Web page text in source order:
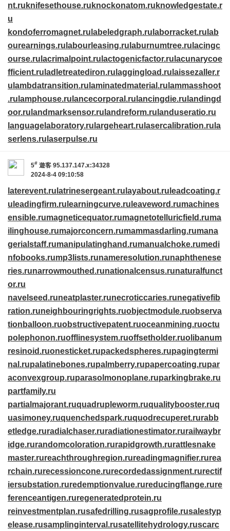
nt.ru knifesethouse.ru knockonatom.ru knowledgestate.r
u
kondoferromagnet.ru labeledgraph.ru laborracket.ru lab
ourearnings.ru labourleasing.ru laburnumtree.ru lacingc
ourse.ru lacrimalpoint.ru lactogenicfactor.ru lacunarycoe
fficient.ru ladletreatediron.ru laggingload.ru laissezaller.r
u lambdatransition.ru laminatedmaterial.ru lammasshoot
.ru lamphouse.ru lancecorporal.ru lancingdie.ru landingd
oor.ru landmarksensor.ru landreform.ru landuseratio.ru
languagelaboratory.ru largeheart.ru lasercalibration.ru la
serlens.ru laserpulse.ru
5# 遊客 95.137.147.x:34328
2024-8-4 09:10:58
laterevent.ru latrinesergeant.ru layabout.ru leadcoating.r
u leadingfirm.ru learningcurve.ru leaveword.rumachines
ensible.rumagneticequator.rumagnetotelluricfield.ruma
ilinghouse.rumajorconcern.rumammasdarling.rumana
gerialstaff.rumanipulatinghand.rumanualchoke.rumedi
nfobooks.rump3lists.runameresolution.runaphthenese
ries.runarrowmouthed.runationalcensus.runaturalfunct
or.ru
navelseed.runeatplaster.runecroticcaries.runegativefib
ration.runeighbouringrights.ruobjectmodule.ruobserva
tionballoon.ruobstructivepatent.ruoceanmining.ruoctu
polephonon.ruofflinesystem.ruoffsetholder.ruolibanum
resinoid.ruonesticket.rupackedspheres.rupagingtermi
nal.rupalatinebones.rupalmberry.rupapercoating.rupar
aconvexgroup.ruparasolmonoplane.ruparkingbrake.ru
partfamily.ru
partialmajorant.ruquadrupleworm.ruqualitybooster.ruq
uasimoney.ruquenchedspark.ruquodrecuperet.rurabb
etledge.ruradialchaser.ruradiationestimator.rurailwaybr
idge.rurandomcoloration.rurapidgrowth.rurattlesnake
master.rureachthroughregion.rureadingmagnifier.rurea
rchain.rurecessioncone.rurecordedassignment.rurectif
iersubstation.ruredemptionvalue.rureducingflange.rure
ferenceantigen.ruregeneratedprotein.ru
reinvestmentplan.rusafedrilling.rusagprofile.rusalestyp
elease.rusamplinginterval.rusatellitehydrology.ruscarc